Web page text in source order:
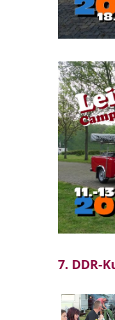
7. DDR-